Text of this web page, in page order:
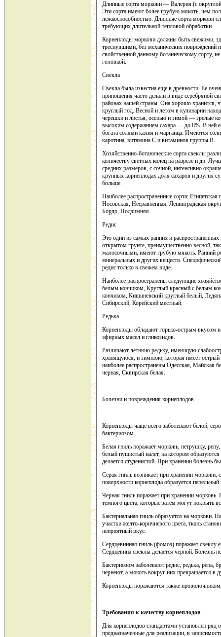
Длинные сорта моркови — Валерия (с
Эти сорта имеют более грубую мякоть, чем
лежкоспособностью. Длинные сорта моркови
требующих длительной тепловой обработки.
Корнеплоды моркови должны быть свежими,
треснувшими, без механических повреждений
свойственной данному ботаническому сорту,
головкой.
Свекла
Свекла была известна еще в древности. Ее
приношения часто делали в виде серебряной
районах нашей страны. Она хорошо хранится,
круглый год. Весной и летом в кулинарии
черешки и листья, осенью и зимой — зрелые
высоким содержанием сахара — до 8%. В ней
богата солями калия и марганца. Имеются
каротина, витамина С и витаминов группы В.
Хозяйственно-ботанические сорта свеклы
количеству светлых колец на разрезе и др.
средних размеров, с сочной, интенсивно
крупных корнеплодах доля сахаров и других
больше.
Наиболее распространенные сорта:
Носовская, Несравненная, Ленинградская
Бордо, Подзимняя.
Редис
Это один из самых ранних и
открытом грунте, преимущественно весной,
малосочными, имеют грубую мякоть. Ранний
минеральных и других веществ.
редис только в свежем виде.
Наиболее распространены следующие
белым кончиком, Круглый красный с белым
кончиком, Кишиневский круглый белый,
Сибирский, Корейский местный.
Редька
Корнеплоды обладают горько-острым вкусом
эфирных масел и гликозидов.
Различают летнюю редьку, имеющую
хранящуюся, и зимнюю, которая имеет острый
наиболее распространены Одесская, Майская
черная, Сквирская белая.
Болезни и повреждения корнеплодов
Корнеплоды чаще всего заболевают белой,
бактериозом.
Белая гниль поражает морковь, петрушку,
белый пушистый налет, на котором
делается студенистой. При хранении болезнь
Серая гниль возникает при хранении моркови,
поверхности корнеплода образуется
Черная гниль поражает при хранении
темного цвета, которые затем могут покрыть
Бактериальная гниль образуется на моркови.
участки желто-коричневого цвета, ткань
неприятный вкус.
Сердцевинная гниль (фомоз) поражает свеклу
Сердцевина свеклы делается черной. Болезнь
Бактериозом заболевают редис, редька, репа,
чернеют, а мякоть вокруг них превращается в
Корнеплоды поражаются также
Требования к качеству корнеплодов
Для корнеплодов стандартами установлен
предназначенные для реализации, в